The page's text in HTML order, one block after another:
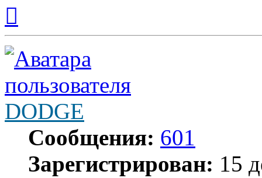
началу
DODGE
Сообщения: 601
Зарегистрирован: 15